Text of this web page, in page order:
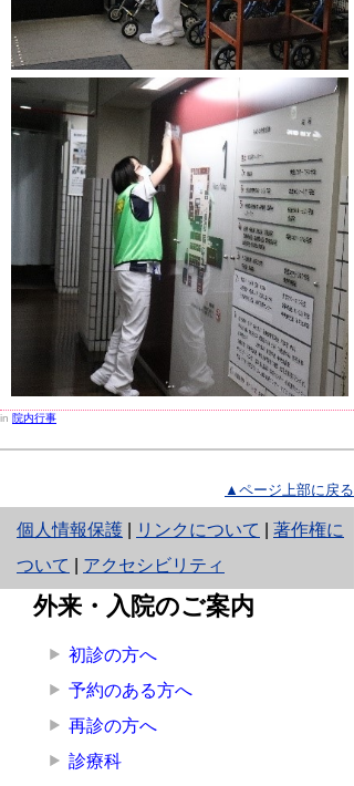
in 院内行事
▲ページ上部に戻る
個人情報保護
と
り
ネ
リンクについて
著作権に
ついて
アクセシビリティ
外来・入院のご案内
初診の方へ
予約のある方へ
再診の方へ
診療科